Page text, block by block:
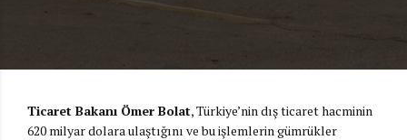
Ticaret Bakanı Ömer Bolat, Türkiye’nin dış ticaret hacminin
620 milyar dolara ulaştığını ve bu işlemlerin gümrükler